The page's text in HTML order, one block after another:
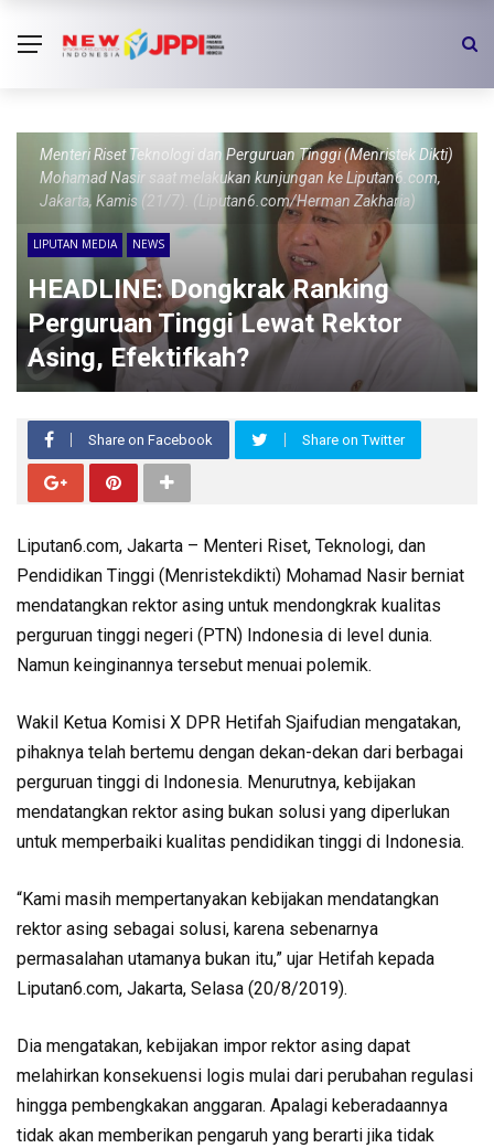
Menteri Riset Teknologi dan Perguruan Tinggi (Menristek Dikti)
Mohamad Nasir saat melakukan kunjungan ke Liputan6.com,
Jakarta, Kamis (21/7). (Liputan6.com/Herman Zakharia)
LIPUTAN MEDIA NEWS
HEADLINE: Dongkrak Ranking
Perguruan Tinggi Lewat Rektor
Asing, Efektifkah?
Share on Facebook Share on Twitter
Liputan6.com, Jakarta – Menteri Riset, Teknologi, dan
Pendidikan Tinggi (Menristekdikti) Mohamad Nasir berniat
mendatangkan rektor asing untuk mendongkrak kualitas
perguruan tinggi negeri (PTN) Indonesia di level dunia.
Namun keinginannya tersebut menuai polemik.
Wakil Ketua Komisi X DPR Hetifah Sjaifudian mengatakan,
pihaknya telah bertemu dengan dekan-dekan dari berbagai
perguruan tinggi di Indonesia. Menurutnya, kebijakan
mendatangkan rektor asing bukan solusi yang diperlukan
untuk memperbaiki kualitas pendidikan tinggi di Indonesia.
“Kami masih mempertanyakan kebijakan mendatangkan
rektor asing sebagai solusi, karena sebenarnya
permasalahan utamanya bukan itu,” ujar Hetifah kepada
Liputan6.com, Jakarta, Selasa (20/8/2019).
Dia mengatakan, kebijakan impor rektor asing dapat
melahirkan konsekuensi logis mulai dari perubahan regulasi
hingga pembengkakan anggaran. Apalagi keberadaannya
tidak akan memberikan pengaruh yang berarti jika tidak